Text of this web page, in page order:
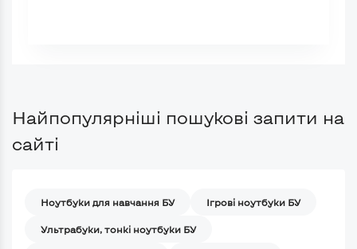
Найпопулярніші пошукові запити на
сайті
Ноутбуки для навчання БУ Iгрові ноутбуки БУ
Ультрабуки, тонкі ноутбуки БУ